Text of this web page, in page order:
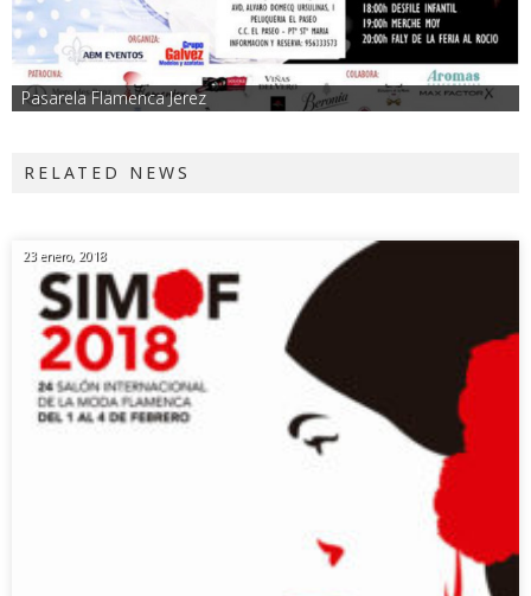
Pasarela Flamenca Jerez
RELATED NEWS
23 enero, 2018